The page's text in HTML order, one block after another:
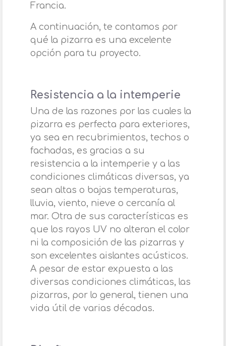
Francia.
A continuación, te contamos por
qué la pizarra es una excelente
opción para tu proyecto.
Resistencia a la intemperie
Una de las razones por las cuales la
pizarra es perfecta para exteriores,
ya sea en recubrimientos, techos o
fachadas, es gracias a su
resistencia a la intemperie y a las
condiciones climáticas diversas, ya
sean altas o bajas temperaturas,
lluvia, viento, nieve o cercanía al
mar. Otra de sus características es
que los rayos UV no alteran el color
ni la composición de las pizarras y
son excelentes aislantes acústicos.
A pesar de estar expuesta a las
diversas condiciones climáticas, las
pizarras, por lo general, tienen una
vida útil de varias décadas.